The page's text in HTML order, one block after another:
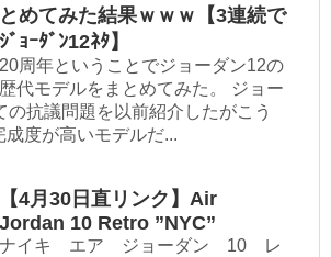
とめてみた結果ｗｗｗ【3連続で
ｼﾞｮｰﾀﾞﾝ12ﾈﾀ】
20周年ということでジョーダン12の
歴代モデルをまとめてみた。 ジョー
の抗議問題を以前紹介したがこう
成度が高いモデルだ...
【4月30日直リンク】Air
Jordan 10 Retro ”NYC”
ナイキ エア ジョーダン 10 レ